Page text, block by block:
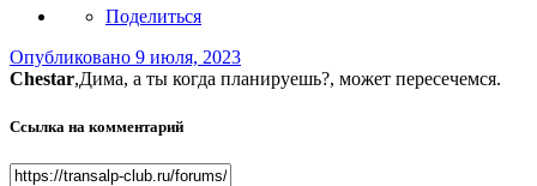
Поделиться
Опубликовано 9 июля, 2023
Сhestar,Дима, а ты когда планируешь?, может пересечемся.
Ссылка на комментарий